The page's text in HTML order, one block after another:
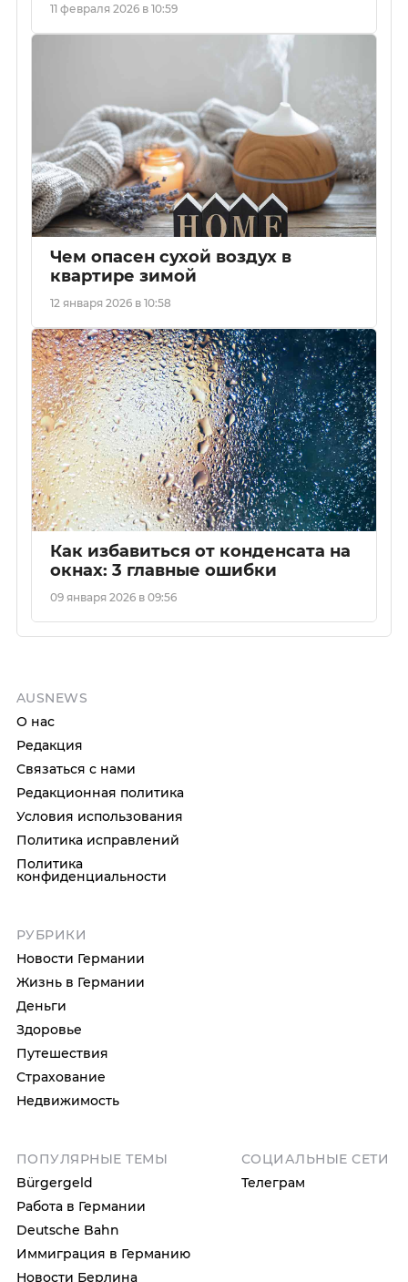
11 февраля 2026 в 10:59
Чем опасен сухой воздух в
квартире зимой
12 января 2026 в 10:58
Как избавиться от конденсата на
окнах: 3 главные ошибки
09 января 2026 в 09:56
AUSNEWS
О нас
Редакция
Связаться с нами
Редакционная политика
Условия использования
Политика исправлений
Политика
конфиденциальности
РУБРИКИ
Новости Германии
Жизнь в Германии
Деньги
Здоровье
Путешествия
Страхование
Недвижимость
ПОПУЛЯРНЫЕ ТЕМЫ
Bürgergeld
Работа в Германии
Deutsche Bahn
Иммиграция в Германию
Новости Берлина
СОЦИАЛЬНЫЕ СЕТИ
Телеграм